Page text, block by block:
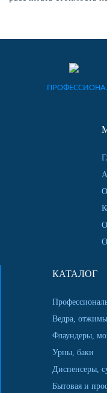
КАТАЛОГ
Ведра,
Флаундеры,
Урны, баки
Диспенсеры,
Бытовая и